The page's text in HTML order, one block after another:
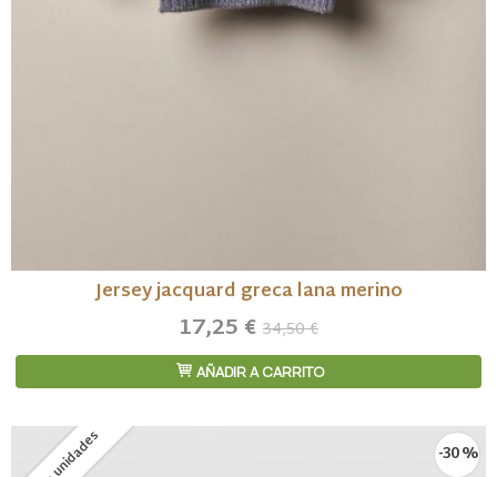
Jersey jacquard greca lana merino
17,25 € 34,50 €
AÑADIR A CARRITO
-30 %